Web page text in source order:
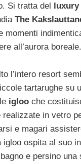
Si tratta del
The
momenti
all’aurora boreale.
l’intero resort
tartarughe su
igloo che
realizzate in vetro
e magari
igloo ospita al suo
e persino una